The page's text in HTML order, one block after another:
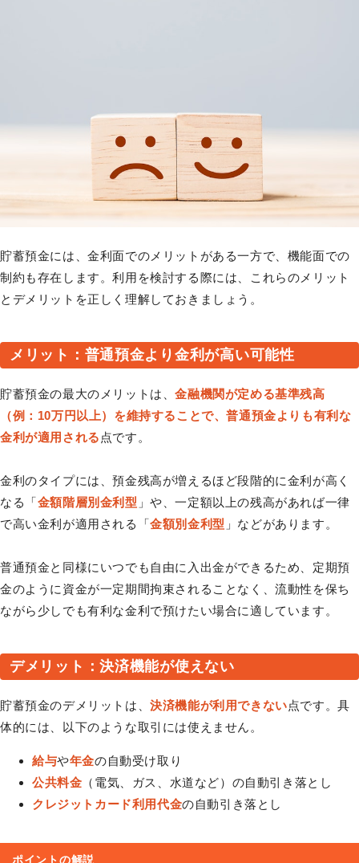
貯蓄預金には、金利面でのメリットがある一方で、機能面での
制約も存在します。利用を検討する際には、これらのメリット
とデメリットを正しく理解しておきましょう。
メリット：普通預金より金利が高い可能性
貯蓄預金の最大のメリットは、金融機関が定める基準残高
（例：10万円以上）を維持することで、普通預金よりも有利な
金利が適用される 点です。
金利のタイプには、預金残高が増えるほど段階的に金利が高く
なる「金額階層別金利型 」や、一定額以上の残高があれば一律
で高い金利が適用される「金額別金利型 」などがあります。
普通預金と同様にいつでも自由に入出金ができるため、定期預
金のように資金が一定期間拘束されることなく、流動性を保ち
ながら少しでも有利な金利で預けたい場合に適しています。
デメリット：決済機能が使えない
貯蓄預金のデメリットは、決済機能が利用できない点です。具
体的には、以下のような取引には使えません。
給与や年金の自動受け取り
公共料金 （電気、ガス、水道など）の自動引き落とし
クレジットカード利用代金の自動引き落とし
ポイントの解説